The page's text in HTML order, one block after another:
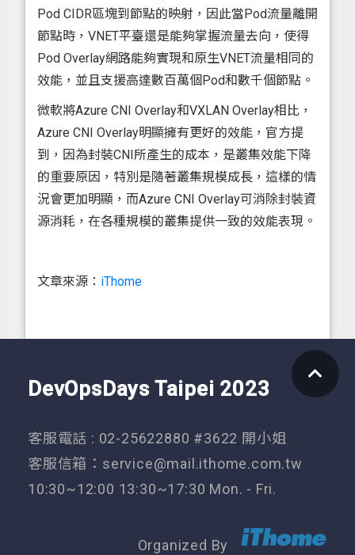
Pod CIDR區塊到節點的映射，因此當Pod流量離開
節點時，VNET平臺還是能夠掌握流量去向，使得
Pod Overlay網路能夠實現和原生VNET流量相同的
效能，並且支援高達數百萬個Pod和數千個節點。
微軟將Azure CNI Overlay和VXLAN Overlay相比，
Azure CNI Overlay明顯擁有更好的效能，官方提
到，因為封裝CNI所產生的成本，是叢集效能下降
的重要原因，特別是隨著叢集規模成長，這樣的情
況會更加明顯，而Azure CNI Overlay可消除封裝資
源消耗，在各種規模的叢集提供一致的效能表現。
文章來源： iThome
DevOpsDays Taipei 2023
客服電話 : 02-25622880 #3622 開小姐
客服信箱： service@mail.ithome.com.tw
10:30~12:00 13:30~17:30 Mon. - Fri.
Organized By